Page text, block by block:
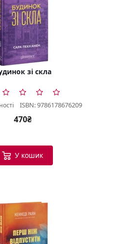
зі скла
ISBN: 9786178676209
470₴
У кошик